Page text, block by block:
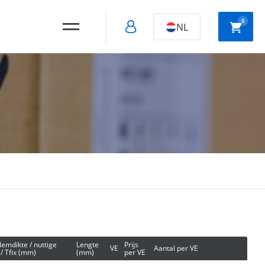
NL 0
/ nuttige
Tfix (mm)
Lengte
(mm) VE Prijs
per VE Aantal per VE